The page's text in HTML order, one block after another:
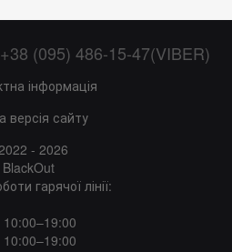
+38 (095) 486-15-47(VIBER)
інформація
версія сайту
- 2026
BlackOut
гарячої лінії:
10:00–19:00
10:00–19:00